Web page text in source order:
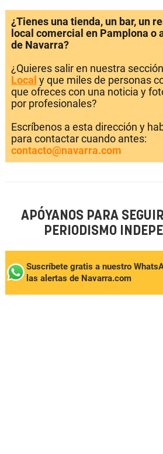
¿Tienes una tienda, un bar, un
local comercial en Pamplona o
de Navarra?
¿Quieres salir en nuestra
Local y que miles de personas
que ofreces con una noticia y
por profesionales?
Escríbenos a esta dirección y
para contactar cuando antes:
contacto@navarra.com
APÓYANOS PARA
PERIODISMO
Suscríbete gratis a nuestro
las alertas de Navarra.com